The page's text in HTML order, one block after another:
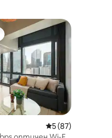
Средна оценка:
5 (87)